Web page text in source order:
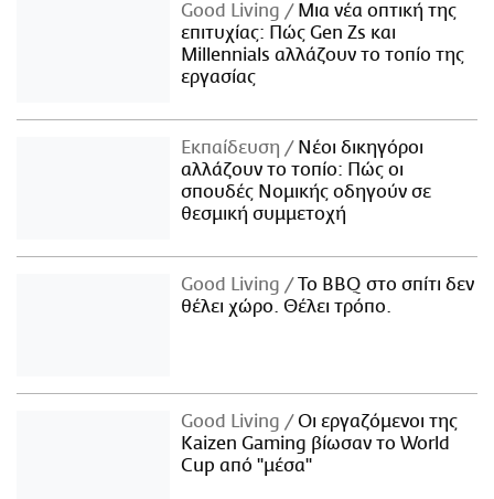
Good Living
Μια νέα οπτική της
επιτυχίας: Πώς Gen Zs και
Millennials αλλάζουν το τοπίο της
εργασίας
Εκπαίδευση
Νέοι δικηγόροι
αλλάζουν το τοπίο: Πώς οι
σπουδές Νομικής οδηγούν σε
θεσμική συμμετοχή
Good Living
Το BBQ στο σπίτι δεν
θέλει χώρο. Θέλει τρόπο.
Good Living
Οι εργαζόμενοι της
Kaizen Gaming βίωσαν το World
Cup από "μέσα"